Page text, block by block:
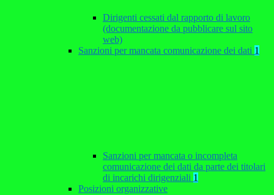
Dirigenti cessati dal rapporto di lavoro
(documentazione da pubblicare sul sito
web)
Sanzioni per mancata comunicazione dei dati 1
Sanzioni per mancata o incompleta
comunicazione dei dati da parte dei titolari
di incarichi dirigenziali 1
Posizioni organizzative